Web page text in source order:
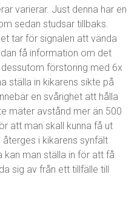
varierar. Just denna har en
sedan studsar tillbaks.
tar för signalen att vända
få information om det
förstoring med 6x
ställa in kikarens sikte på
en svårighet att hålla
mäter avstånd mer än 500
att man skall kunna få ut
i kikarens synfält
kan man ställa in för att få
sig av från ett tillfälle till